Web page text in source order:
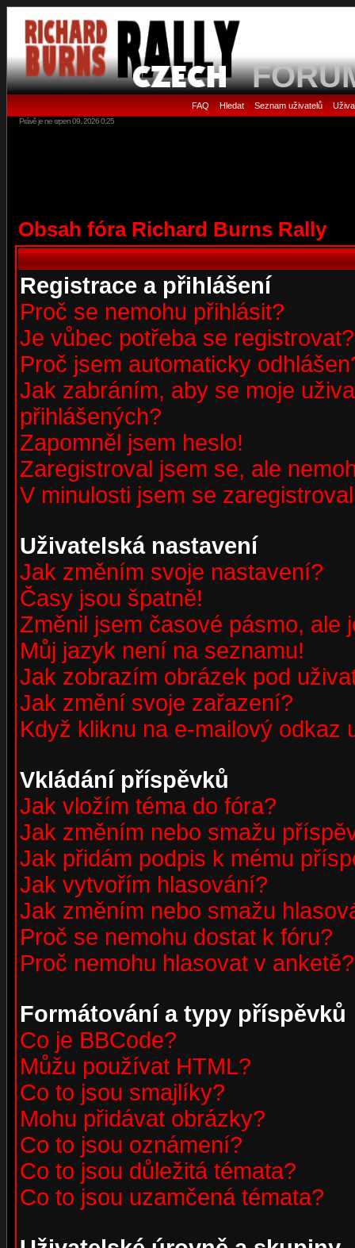
FAQ • Hledat• Seznam uživatelů•
Právě je ne srpen 09, 2026 0:25
Obsah fóra Richard Burns Rally
Registrace a přihlášení
Proč se nemohu přihlásit?
Je vůbec potřeba se registrovat?
Proč jsem automaticky
Jak zabráním, aby se moje
přihlášených?
Zapomněl jsem heslo!
Zaregistroval jsem se, ale
V minulosti jsem se
Uživatelská nastavení
Jak změním svoje nastavení?
Časy jsou špatně!
Změnil jsem časové pásmo, ale
Můj jazyk není na seznamu!
Jak zobrazím obrázek pod
Jak změní svoje zařazení?
Když kliknu na e-mailový odkaz
Vkládání příspěvků
Jak vložím téma do fóra?
Jak změním nebo smažu
Jak přidám podpis k mému
Jak vytvořím hlasování?
Jak změním nebo smažu
Proč se nemohu dostat k fóru?
Proč nemohu hlasovat v anketě?
Formátování a typy příspěvků
Co je BBCode?
Můžu používat HTML?
Co to jsou smajlíky?
Mohu přidávat obrázky?
Co to jsou oznámení?
Co to jsou důležitá témata?
Co to jsou uzamčená témata?